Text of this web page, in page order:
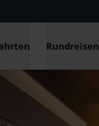
Rundreisen